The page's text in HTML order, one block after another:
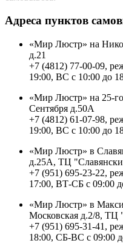
Адреса пунктов
«Мир Люстр» на
д.21
+7 (4812) 77-00-09,
19:00, ВС с 10:00 до
«Мир Люстр» на 25-
Сентября д.50А
+7 (4812) 61-07-98,
19:00, ВС с 10:00 до
«Мир Люстр» в
д.25А, ТЦ
+7 (951) 695-23-22,
17:00, ВТ-СБ с 09:00
«Мир Люстр» в
Московская д.2/8,
+7 (951) 695-31-41,
18:00, СБ-ВС с 09:00